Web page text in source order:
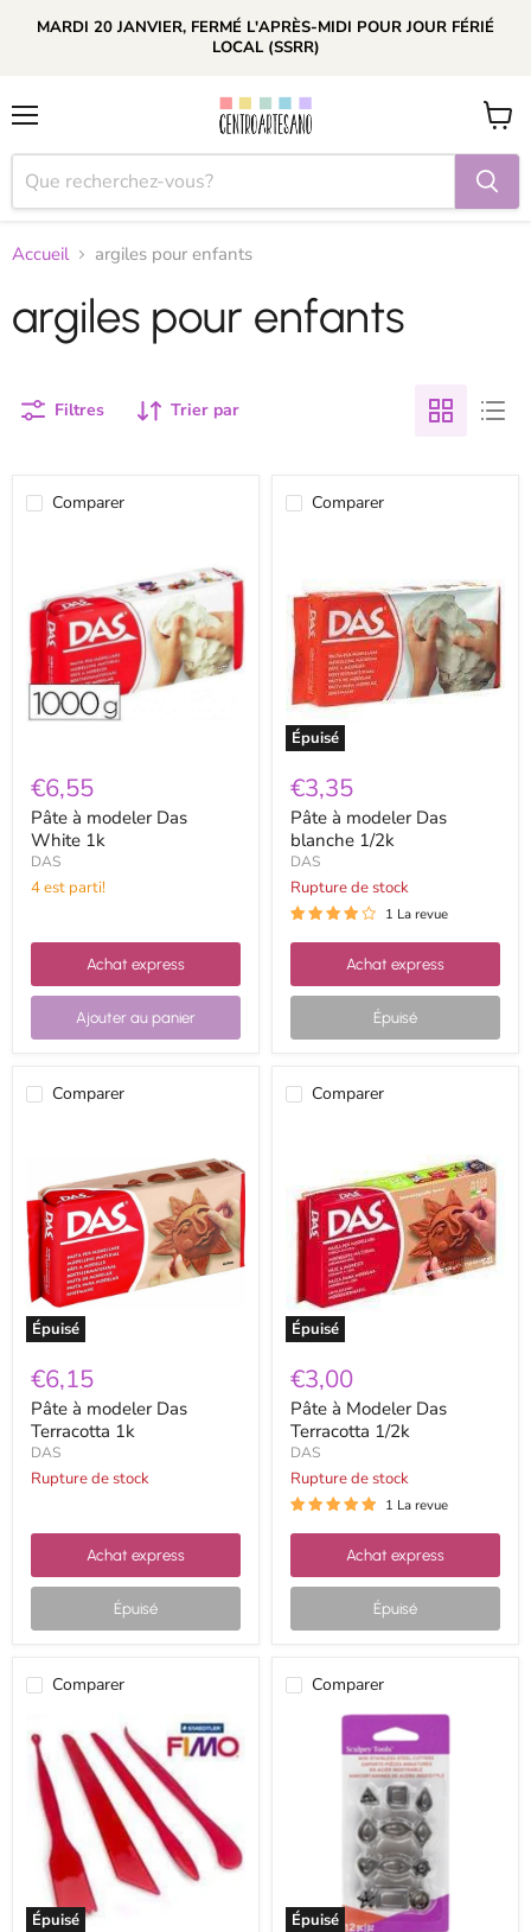
MARDI 20 JANVIER, FERMÉ L'APRÈS-MIDI POUR JOUR FÉRIÉ
LOCAL (SSRR)
Voir
le
panier
Accueil argiles pour enfants
argiles pour enfants
Filtres Trier par
Comparer
Das
White
€6,55
Pâte à modeler Das
White 1k
DAS
4 est parti!
Achat express
Ajouter au panier
Comparer
Épuisé
Das
blanche
1/2k
€3,35
Pâte à modeler Das
blanche 1/2k
DAS
Rupture de stock
1 La revue
Achat express
Épuisé
Comparer
Épuisé
Das
Terracotta
1k
€6,15
Pâte à modeler Das
Terracotta 1k
DAS
Rupture de stock
Achat express
Épuisé
Comparer
Épuisé
Das
Terracotta
1/2k
€3,00
Pâte à Modeler Das
Terracotta 1/2k
DAS
Rupture de stock
1 La revue
Achat express
Épuisé
Comparer
Épuisé
Lot
de
bâtons
en
plastique
pour
modeler
fimo
Comparer
Épuisé
emporte-
géométriques